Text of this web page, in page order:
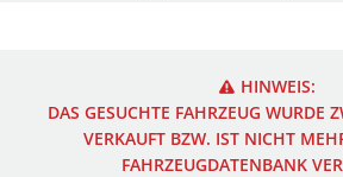
HINWEIS:
DAS GESUCHTE FAHRZEUG WURDE
VERKAUFT BZW. IST NICHT
FAHRZEUGDATENBANK